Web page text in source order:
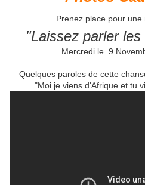
Prenez place pour une
"Laissez parler
Mercredi le 9
Quelques paroles de cette
"Moi je viens d'Afrique et tu